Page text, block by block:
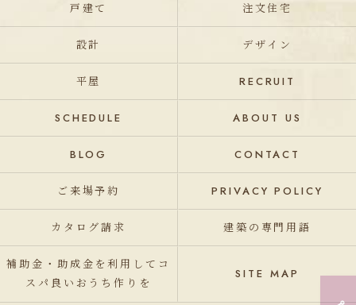
戸建て 注文住宅
設計 デザイン
平屋 RECRUIT
SCHEDULE ABOUT US
BLOG CONTACT
ご来場予約 PRIVACY POLICY
カタログ請求 建築の専門用語
補助金・助成金を利用してコ
スパ良いおうち作りを
SITE MAP